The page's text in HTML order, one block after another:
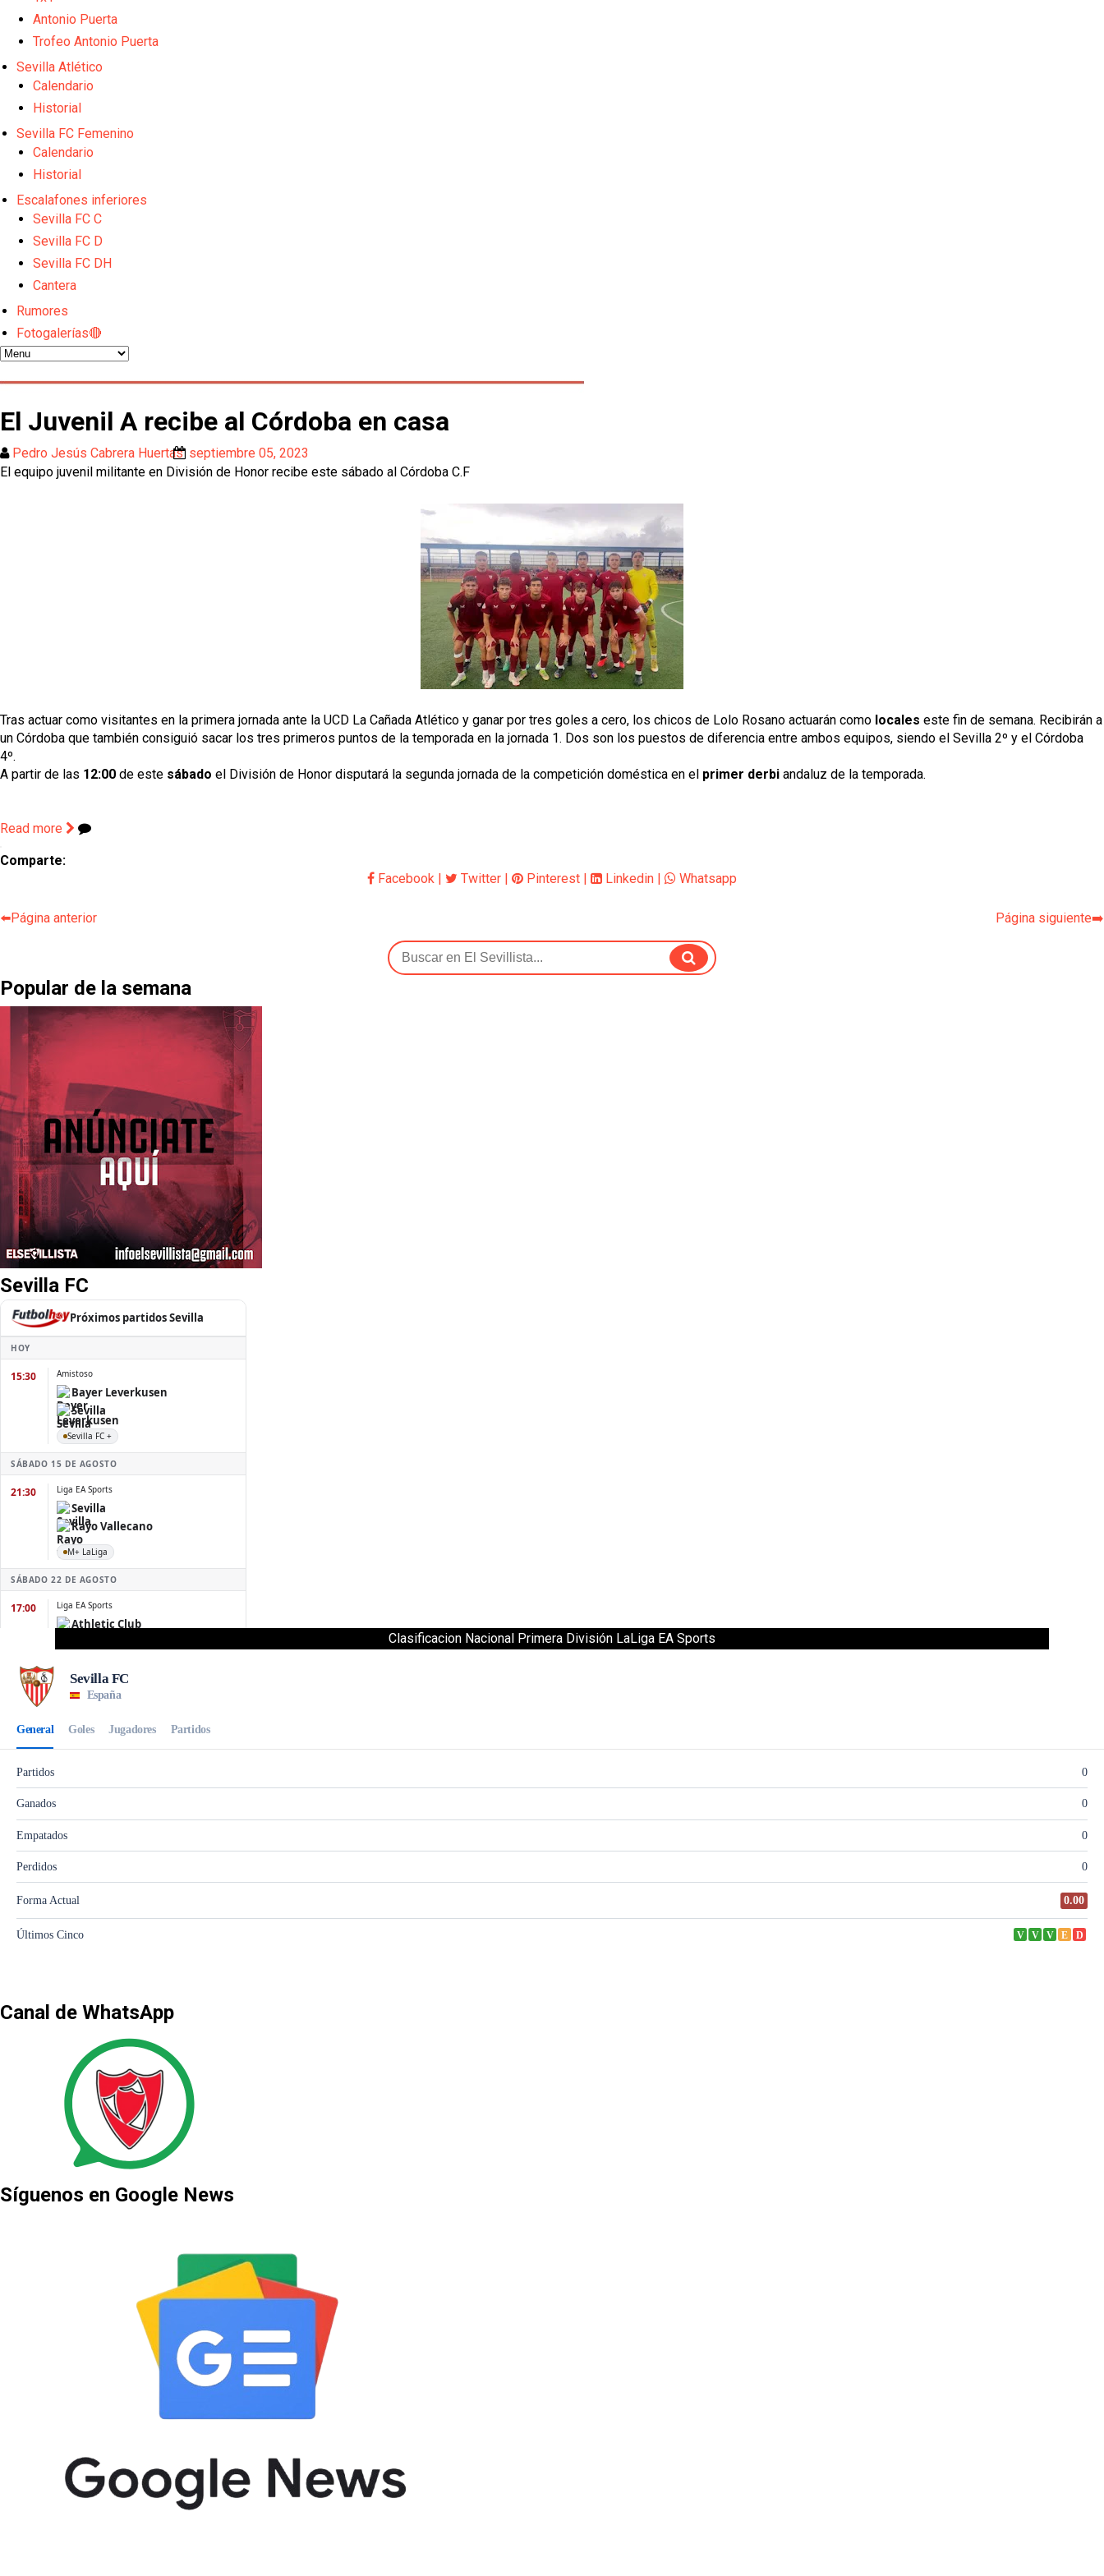
Oso es el siguiente en la lista para salir
Banquillos confirmados: así queda la cantera del Sevilla Femenino para la 2026/27
Previa | El Sevilla FC cierra la pretemporada con el exigente choque ante el Bayer Leverkusen
Antonio Puerta
Trofeo Antonio Puerta
Sevilla Atlético
Calendario
Historial
Sevilla FC Femenino
Calendario
Historial
Escalafones inferiores
Sevilla FC C
Sevilla FC D
Sevilla FC DH
Cantera
Rumores
Fotogalerías🔴
El Juvenil A recibe al Córdoba en casa
Pedro Jesús Cabrera Huertas septiembre 05, 2023
El equipo juvenil militante en División de Honor recibe este sábado al Córdoba C.F
Tras actuar como visitantes en la primera jornada ante la UCD La Cañada Atlético y ganar por tres goles a cero, los chicos de Lolo Rosano actuarán como locales este fin de semana. Recibirán a
un Córdoba que también consiguió sacar los tres primeros puntos de la temporada en la jornada 1. Dos son los puestos de diferencia entre ambos equipos, siendo el Sevilla 2º y el Córdoba
4º.
A partir de las 12:00 de este sábado el División de Honor disputará la segunda jornada de la competición doméstica en el primer derbi andaluz de la temporada.
Read more
Comparte:
Facebook | Twitter | Pinterest | Linkedin | Whatsapp
⬅️Página anterior Página siguiente➡️
Popular de la semana
Sevilla FC
Clasificacion Nacional Primera División LaLiga EA Sports
Canal de WhatsApp
Síguenos en Google News